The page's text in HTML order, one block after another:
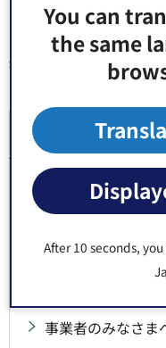
You can
the same
After 10 seconds,
同じ分類から探す
施設・事業者
移送サービス（
事業者のみなさま